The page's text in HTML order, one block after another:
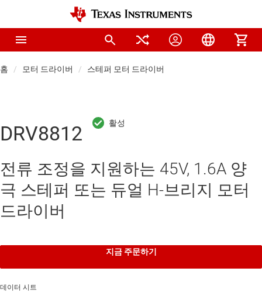
홈 모터 드라이버 스테퍼 모터 드라이버
DRV8812
전류 조정을 지원하는 45V, 1.6A 양
극 스테퍼 또는 듀얼 H-브리지 모터
드라이버
지금 주문하기
데이터 시트